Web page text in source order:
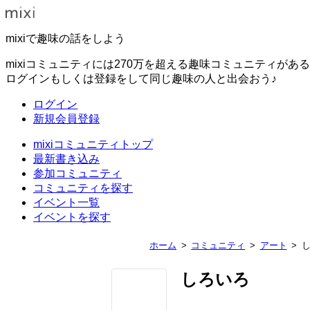
mixiで趣味の話をしよう
mixiコミュニティには270万を超える趣味コミュニティがある
ログインもしくは登録をして同じ趣味の人と出会おう♪
ログイン
新規会員登録
mixiコミュニティトップ
最新書き込み
参加コミュニティ
コミュニティを探す
イベント一覧
イベントを探す
ホーム コミュニティ アート
しろいろ